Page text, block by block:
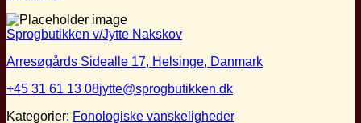
Sprogbutikken v/Jytte Nakskov
Arresøgårds Sidealle 17, Helsinge, Danmark
+45 31 61 13 08jytte@sprogbutikken.dk
Kategorier: Fonologiske vanskeligheder